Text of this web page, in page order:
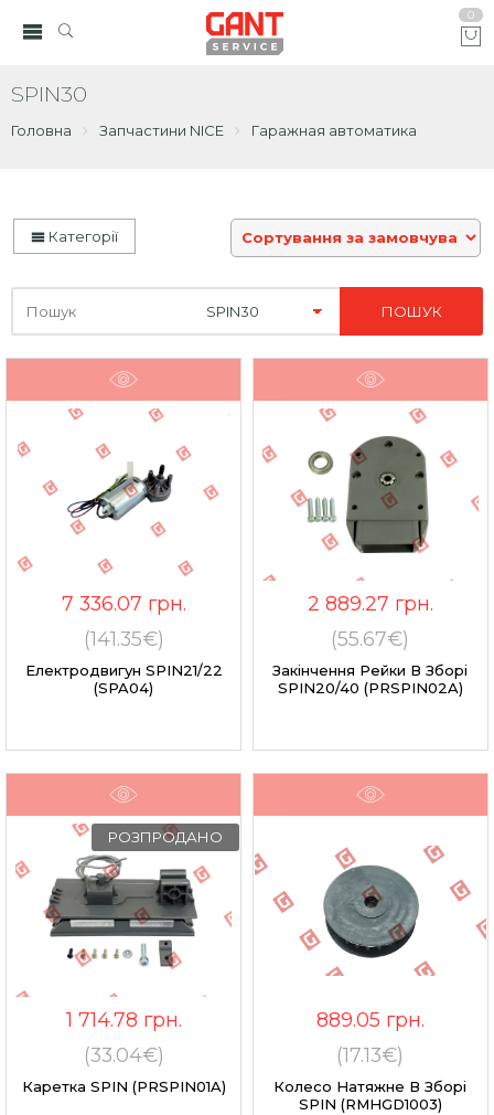
0
SPIN30
Головна Запчастини NICE Гаражная автоматика
Категорії
Шукайте
тут
7 336.07 грн.
(141.35€)
Електродвигун SPIN21/22
(SPA04)
2 889.27 грн.
(55.67€)
Закінчення Рейки В Зборі
SPIN20/40 (PRSPIN02A)
РОЗПРОДАНО
1 714.78 грн.
(33.04€)
Каретка SPIN (PRSPIN01A)
889.05 грн.
(17.13€)
Колесо Натяжне В Зборі
SPIN (RMHGD1003)